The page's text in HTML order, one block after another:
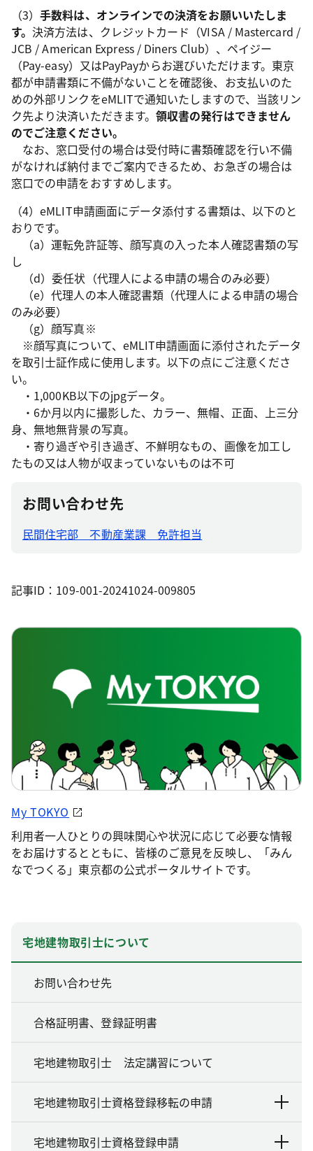
（3）手数料は、オンラインでの決済をお願いいたしま
す。決済方法は、クレジットカード（VISA / Mastercard /
JCB / American Express / Diners Club）、ペイジー
（Pay-easy）又はPayPayからお選びいただけます。東京
都が申請書類に不備がないことを確認後、お支払いのた
めの外部リンクをeMLITで通知いたしますので、当該リン
ク先より決済いただきます。領収書の発行はできません
のでご注意ください。
なお、 窓口受付の場合は受付時に書類確認を行い不備
がなければ納付までご案内できるため、お急ぎの場合は
窓口での申請をおすすめします。
（4）eMLIT申請画面にデータ添付する書類は、以下のと
おりです。
（a）運転免許証等、顔写真の入った本人確認書類の写
し
（d）委任状（代理人による申請の場合のみ必要）
（e）代理人の本人確認書類（代理人による申請の場合
のみ必要）
（g）顔写真※
※顔写真について、eMLIT申請画面に添付されたデータ
を取引士証作成に使用します。以下の点にご注意くださ
い。
・1,000KB以下のjpgデータ。
・6か月以内に撮影した、カラー、無帽、正面、上三分
身、無地無背景の写真。
・寄り過ぎや引き過ぎ、不鮮明なもの、画像を加工し
たもの又は人物が収まっていないものは不可
お問い合わせ先
民間住宅部 不動産業課 免許担当
記事ID：109-001-20241024-009805
My TOKYO
利用者一人ひとりの興味関心や状況に応じて必要な情報
をお届けするとともに、皆様のご意見を反映し、「みん
なでつくる」東京都の公式ポータルサイトです。
宅地建物取引士について
お問い合わせ先
合格証明書、登録証明書
宅地建物取引士 法定講習について
宅地建物取引士資格登録移転の申請
宅地建物取引士資格登録申請